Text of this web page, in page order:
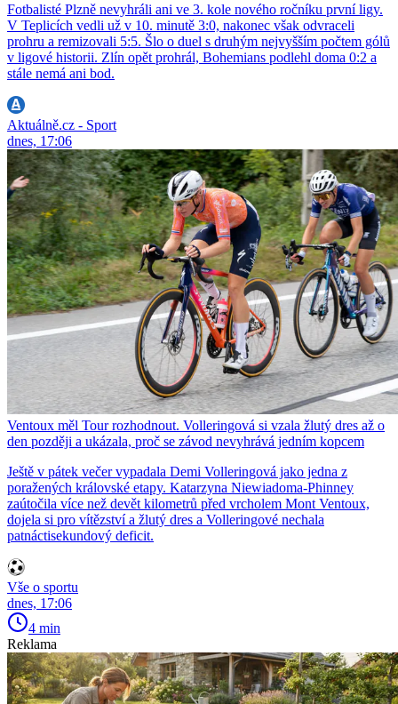
Fotbalisté Plzně nevyhráli ani ve 3. kole nového ročníku první ligy.
V Teplicích vedli už v 10. minutě 3:0, nakonec však odvraceli
prohru a remizovali 5:5. Šlo o duel s druhým nejvyšším počtem gólů
v ligové historii. Zlín opět prohrál, Bohemians podlehl doma 0:2 a
stále nemá ani bod.
Aktuálně.cz - Sport
dnes, 17:06
Ventoux měl Tour rozhodnout. Volleringová si vzala žlutý dres až o
den později a ukázala, proč se závod nevyhrává jedním kopcem
Ještě v pátek večer vypadala Demi Volleringová jako jedna z
poražených královské etapy. Katarzyna Niewiadoma-Phinney
zaútočila více než devět kilometrů před vrcholem Mont Ventoux,
dojela si pro vítězství a žlutý dres a Volleringové nechala
patnáctisekundový deficit.
Vše o sportu
dnes, 17:06
4 min
Reklama